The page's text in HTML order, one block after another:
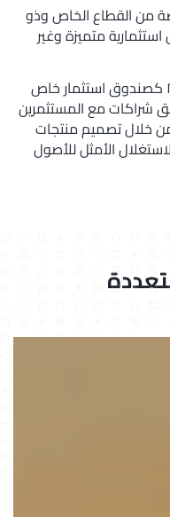
من القطاع الخاص وذو
متميزة وغير
شراكات مع المستثمرين
خلال تصميم منتجات
الأمثل للأصول